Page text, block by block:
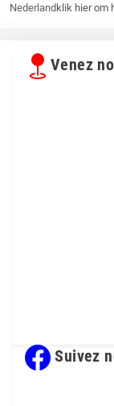
Nederlandklik hier om
Venez
Suivez